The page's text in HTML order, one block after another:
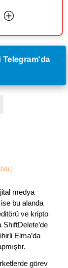
Telegram'da
)
medya
bu alanda
ve kripto
ShiftDelete’de
Elma’da
görev